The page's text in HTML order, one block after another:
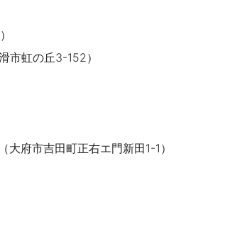
）
市虹の丘3-152）
大府市吉田町正右エ門新田1-1 ）